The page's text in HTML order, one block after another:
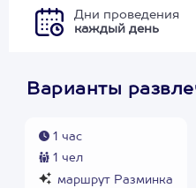
Дни проведения
каждый день
Варианты
1 час
1 чел
маршрут Разминка